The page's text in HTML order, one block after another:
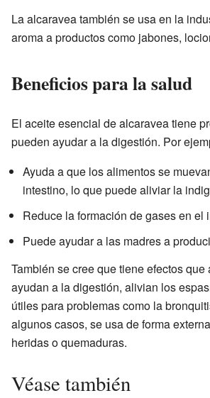
La alcaravea también se usa en la
aroma a productos como jabones,
Beneficios para la salud
El aceite esencial de alcaravea tiene
pueden ayudar a la digestión. Por
Ayuda a que los alimentos se
intestino, lo que puede aliviar la
Reduce la formación de gases en el
Puede ayudar a las madres a
También se cree que tiene efectos que
ayudan a la digestión, alivian los
útiles para problemas como la
algunos casos, se usa de forma
heridas o quemaduras.
Véase también